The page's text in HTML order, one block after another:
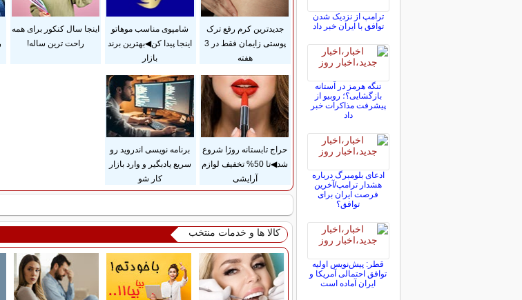
جدیدترین کرم رفع ترک
پوستی زایمان فقط در 3
هفته
شامپوی مناسب موهاتو
اینجا پیدا کن◀بهترین برند
بازار
اینجا سال کنکور برای همه
راحت ترین ساله!
حراج تابستانه روژا شروع
شد◀تا 50% تخفیف لوازم
آرایشی
برنامه نویسی اندروید رو
سریع یادبگیر و وارد بازار
کار شو
کالا ها و خدمات منتخب
ترامپ از نزدیک شدن
توافق با ایران خبر داد
تنگه هرمز در آستانه
بازگشایی؟؛ روبیو از
پیشرفت مذاکرات خبر
داد
ادعای بلومبرگ درباره
هشدار ترامپ/آخرین
فرصت ایران برای
توافق؟
قطر: پیش‌نویس اولیه
توافق احتمالی آمریکا و
ایران آماده است